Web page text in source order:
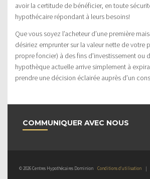
avoir la certitude de bénéficier, en toute
hypothécaire répondant à leurs besoins!
Que vous soyez l’acheteur d’une première
désiriez emprunter sur la valeur nette de votre
propre foncier) à des fins d’investissement ou
hypothèque actuelle arrive simplement à
prendre une décision éclairée auprès d’un
COMMUNIQUER AVEC NOUS
© 2026 Centres Hypothécaires Dominion Conditions d’utilisation |